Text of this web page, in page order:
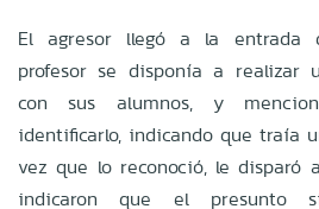
El agresor llegó a la entrada
profesor se disponía a realizar
con sus alumnos, y
identificarlo, indicando que traía
vez que lo reconoció, le disparó
indicaron que el presunto